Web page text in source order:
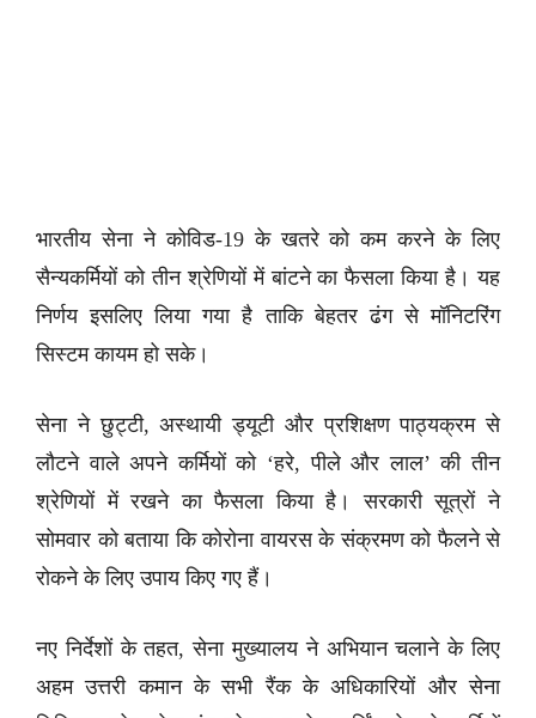
भारतीय सेना ने कोविड-19 के खतरे को कम करने के लिए
सैन्यकर्मियों को तीन श्रेणियों में बांटने का फैसला किया है। यह
निर्णय इसलिए लिया गया है ताकि बेहतर ढंग से मॉनिटरिंग
सिस्टम कायम हो सके।
सेना ने छुट्टी, अस्थायी ड्यूटी और प्रशिक्षण पाठ्यक्रम से
लौटने वाले अपने कर्मियों को ‘हरे, पीले और लाल’ की तीन
श्रेणियों में रखने का फैसला किया है। सरकारी सूत्रों ने
सोमवार को बताया कि कोरोना वायरस के संक्रमण को फैलने से
रोकने के लिए उपाय किए गए हैं।
नए निर्देशों के तहत, सेना मुख्यालय ने अभियान चलाने के लिए
अहम उत्तरी कमान के सभी रैंक के अधिकारियों और सेना